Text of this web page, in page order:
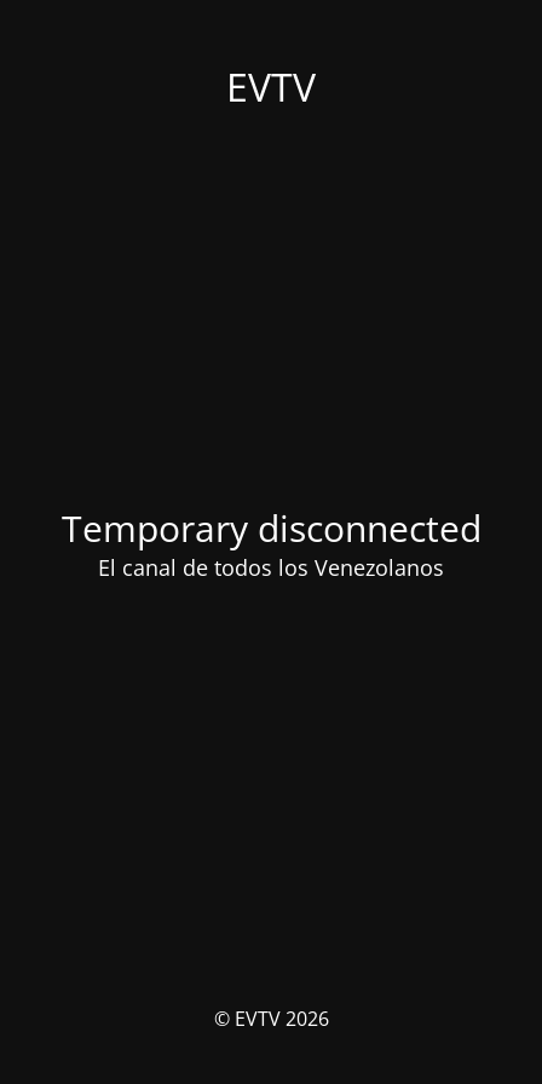
EVTV
Temporary disconnected
El canal de todos los Venezolanos
© EVTV 2026